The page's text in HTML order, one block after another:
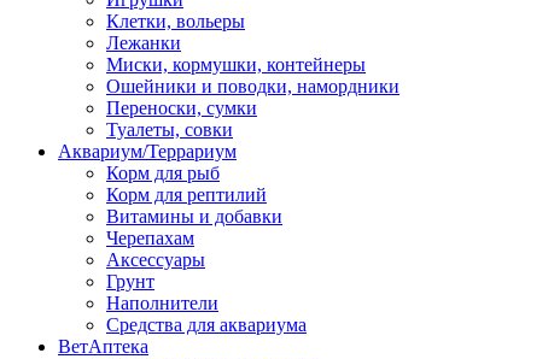
Клетки, вольеры
Лежанки
Миски, кормушки, контейнеры
Ошейники и поводки, намордники
Переноски, сумки
Туалеты, совки
Аквариум/Террариум
Корм для рыб
Корм для рептилий
Витамины и добавки
Черепахам
Аксессуары
Грунт
Наполнители
Средства для аквариума
ВетАптека